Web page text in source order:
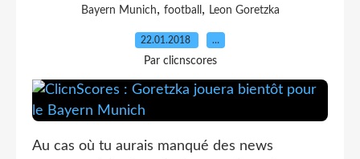
Bayern Munich, football , Leon Goretzka
22.01.2018 …
Par clicnscores
Au cas où tu aurais manqué des news